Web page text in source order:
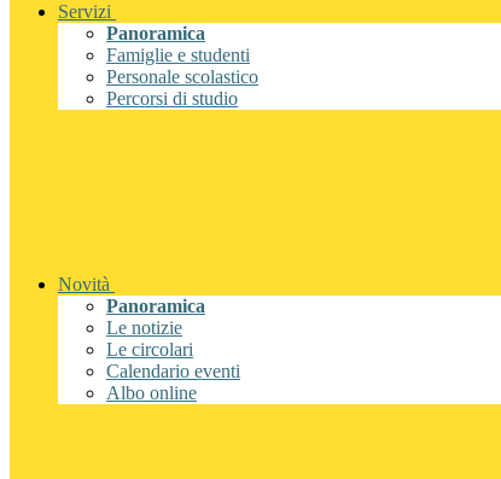
Servizi
Panoramica
Famiglie e studenti
Personale scolastico
Percorsi di studio
Novità
Panoramica
Le notizie
Le circolari
Calendario eventi
Albo online